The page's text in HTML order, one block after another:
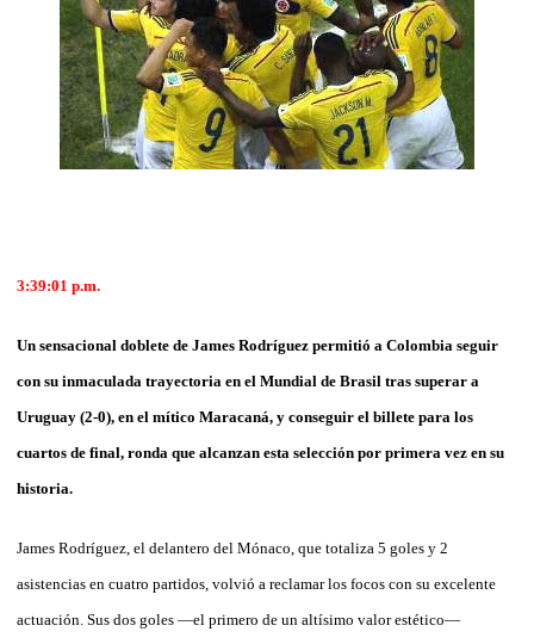
3:39:01 p.m.
Un sensacional doblete de James Rodríguez permitió a Colombia seguir
con su inmaculada trayectoria en el Mundial de Brasil tras superar a
Uruguay (2-0), en el mítico Maracaná, y conseguir el billete para los
cuartos de final, ronda que alcanzan esta selección por primera vez en su
historia.
James Rodríguez, el delantero del Mónaco, que totaliza 5 goles y 2
asistencias en cuatro partidos, volvió a reclamar los focos con su excelente
actuación. Sus dos goles —el primero de un altísimo valor estético—